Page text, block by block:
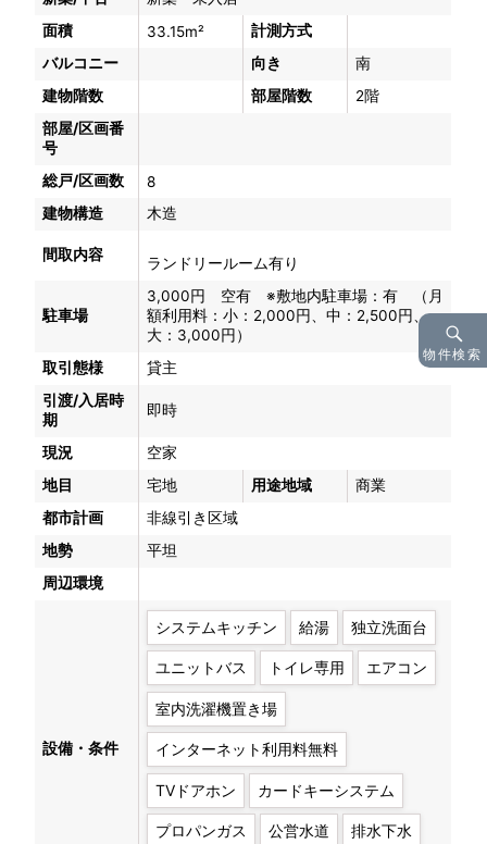
面積
33.15m²
計測方式
バルコニー
向き
南
建物階数
部屋階数
2階
部屋/区画番
号
総戸/区画数
8
建物構造
木造
間取内容 ランドリールーム有り
駐車場
3,000円 空有 ※敷地内駐車場：有 （月
額利用料：小：2,000円、中：2,500円、
大：3,000円）
取引態様
貸主
引渡/入居時
期
即時
現況
空家
地目
宅地 用途地域
商業
都市計画
非線引き区域
地勢
平坦
周辺環境
設備・条件
システムキッチン 給湯 独立洗面台
ユニットバス トイレ専用 エアコン
室内洗濯機置き場
インターネット利用料無料
TVドアホン カードキーシステム
プロパンガス 公営水道 排水下水
物件検索